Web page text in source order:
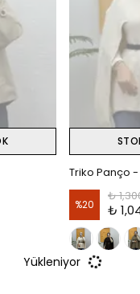
Triko Panço -
%20
₺
₺
Yükleniyor